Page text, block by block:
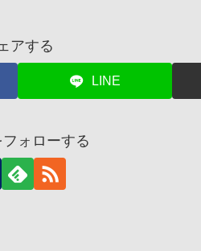
アする
LINE
ォローする